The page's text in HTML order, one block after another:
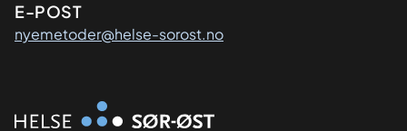
E-POST
nyemetoder@helse-sorost.no
Organisasjon